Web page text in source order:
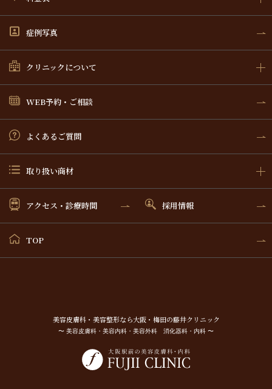
症例写真
クリニックについて
WEB予約・ご相談
よくあるご質問
取り扱い商材
アクセス・診療時間 採用情報
TOP
美容⽪膚科・美容整形なら⼤阪・梅⽥の藤井クリニック
〜 美容皮膚科・美容内科・美容外科 消化器科・内科 〜